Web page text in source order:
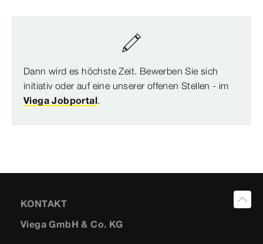
Dann wird es höchste Zeit. Bewerben Sie sich
initiativ oder auf eine unserer offenen Stellen - im
Viega Jobportal.
KONTAKT
Viega GmbH & Co. KG